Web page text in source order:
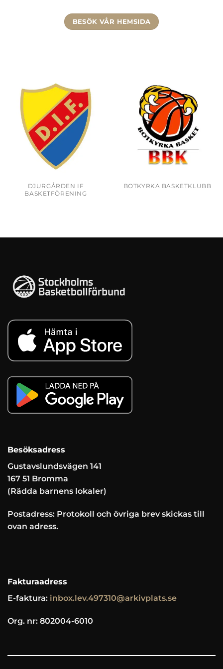
BESÖK VÅR HEMSIDA
DJURGÅRDEN IF
BASKETFÖRENING
BOTKYRKA BASKETKLUBB
Besöksadress
Gustavslundsvägen 141
167 51 Bromma
(Rädda barnens lokaler)
Postadress: Protokoll och övriga brev skickas till
ovan adress.
Fakturaadress
E-faktura: inbox.lev.497310@arkivplats.se
Org. nr: 802004-6010